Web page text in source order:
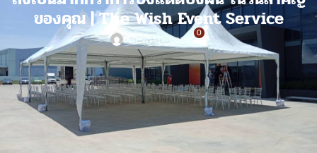
ของคุณ | The Wish Event Service
thewish tent 0
หากคุณลองหลับตาแล้วจินตนาการถึงงานอีเวนต์ในฝัน… หลายคนคงนึกถึง
ภาพงานแต่งงานในสวนที่โอบล้อมด้วยสีเขียวขจี งานเลี้ยงฉลองริมชายหาด
ที่ได้ยินเสียงคลื่นกระทบฝั่ง หรือปาร์ตี้กลางแจ้งที่มองเห็นหมู่ดาวระยิบระยับ
บนท้องฟ้า
การจัดงานเอาท์ดอร์ (Outdoor) มีเสน่ห์ที่ยากจะหาอะไรมาทดแทนได้ มัน